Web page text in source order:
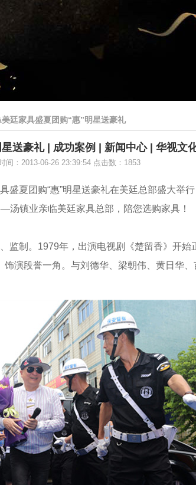
廷家具盛夏团购“惠”明星送豪礼
送豪礼 | 成功案例 | 新闻中心 | 华视文
间：2013-06-26 23:39:54 点击数：1853
具盛夏团购“惠”明星送豪礼在美廷总部盛大举行
汤镇业亲临美廷家具总部，陪您选购家具！
制。1979年，出演电视剧《楚留香》开
演段誉一角。与刘德华、梁朝伟、黄日华、